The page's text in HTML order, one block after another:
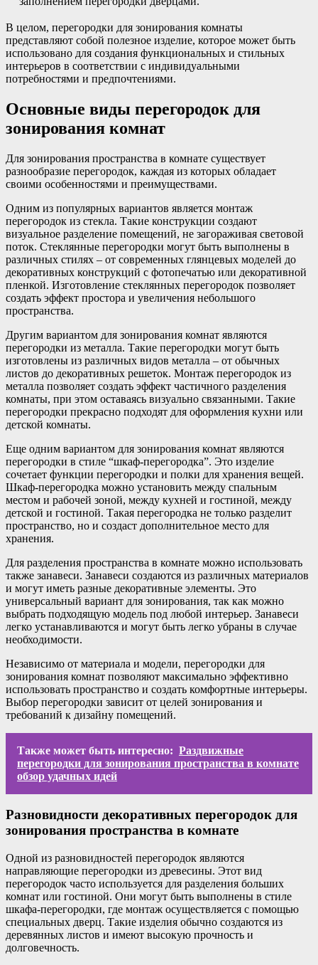
В целом, перегородки для зонирования комнаты
представляют собой полезное изделие, которое может быть
использовано для создания функциональных и стильных
интерьеров в соответствии с индивидуальными
потребностями и предпочтениями.
Основные виды перегородок для
зонирования комнат
Для зонирования пространства в комнате существует
разнообразие перегородок, каждая из которых обладает
своими особенностями и преимуществами.
Одним из популярных вариантов является монтаж
перегородок из стекла. Такие конструкции создают
визуальное разделение помещений, не загораживая световой
поток. Стеклянные перегородки могут быть выполнены в
различных стилях – от современных глянцевых моделей до
декоративных конструкций с фотопечатью или декоративной
пленкой. Изготовление стеклянных перегородок позволяет
создать эффект простора и увеличения небольшого
пространства.
Другим вариантом для зонирования комнат являются
перегородки из металла. Такие перегородки могут быть
изготовлены из различных видов металла – от обычных
листов до декоративных решеток. Монтаж перегородок из
металла позволяет создать эффект частичного разделения
комнаты, при этом оставаясь визуально связанными. Такие
перегородки прекрасно подходят для оформления кухни или
детской комнаты.
Еще одним вариантом для зонирования комнат являются
перегородки в стиле “шкаф-перегородка”. Это изделие
сочетает функции перегородки и полки для хранения вещей.
Шкаф-перегородка можно установить между спальным
местом и рабочей зоной, между кухней и гостиной, между
детской и гостиной. Такая перегородка не только разделит
пространство, но и создаст дополнительное место для
хранения.
Для разделения пространства в комнате можно использовать
также занавеси. Занавеси создаются из различных материалов
и могут иметь разные декоративные элементы. Это
универсальный вариант для зонирования, так как можно
выбрать подходящую модель под любой интерьер. Занавеси
легко устанавливаются и могут быть легко убраны в случае
необходимости.
Независимо от материала и модели, перегородки для
зонирования комнат позволяют максимально эффективно
использовать пространство и создать комфортные интерьеры.
Выбор перегородки зависит от целей зонирования и
требований к дизайну помещений.
Также может быть интересно: Раздвижные
перегородки для зонирования пространства в комнате
обзор удачных идей
Разновидности декоративных перегородок для
зонирования пространства в комнате
Одной из разновидностей перегородок являются
направляющие перегородки из древесины. Этот вид
перегородок часто используется для разделения больших
комнат или гостиной. Они могут быть выполнены в стиле
шкафа-перегородки, где монтаж осуществляется с помощью
специальных дверц. Такие изделия обычно создаются из
деревянных листов и имеют высокую прочность и
долговечность.